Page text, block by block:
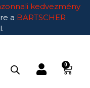
kedvezmény
a BARTSCHER
0